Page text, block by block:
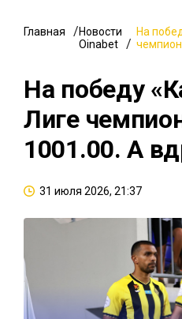
Главная
Новости
Oinabet
На
На победу
Лиге
1001.00. А
31 июля 2026, 21:37